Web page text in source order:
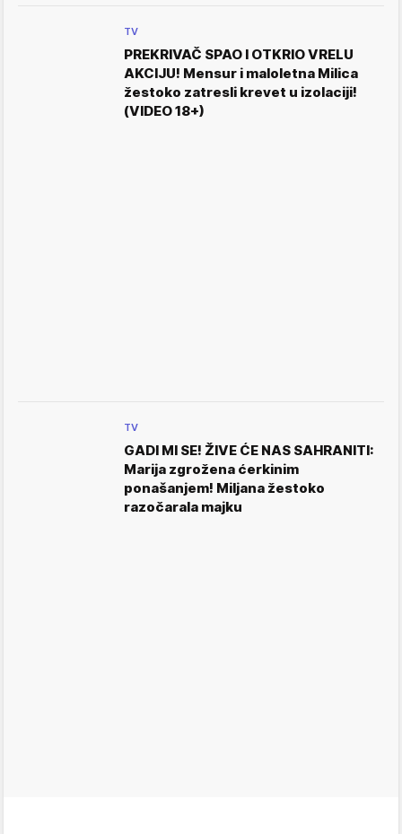
TV
PREKRIVAČ SPAO I OTKRIO VRELU
AKCIJU! Mensur i maloletna Milica
žestoko zatresli krevet u izolaciji!
(VIDEO 18+)
TV
GADI MI SE! ŽIVE ĆE NAS SAHRANITI:
Marija zgrožena ćerkinim
ponašanjem! Miljana žestoko
razočarala majku